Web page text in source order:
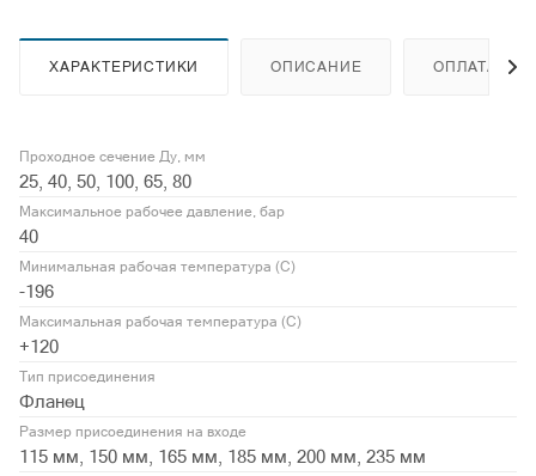
ХАРАКТЕРИСТИКИ ОПИСАНИЕ ОПЛАТА
Проходное сечение Ду, мм
25, 40, 50, 100, 65, 80
Максимальное рабочее давление, бар
40
Минимальная рабочая температура (С)
-196
Максимальная рабочая температура (С)
+120
Тип присоединения
Фланец
Размер присоединения на входе
115 мм, 150 мм, 165 мм, 185 мм, 200 мм, 235 мм